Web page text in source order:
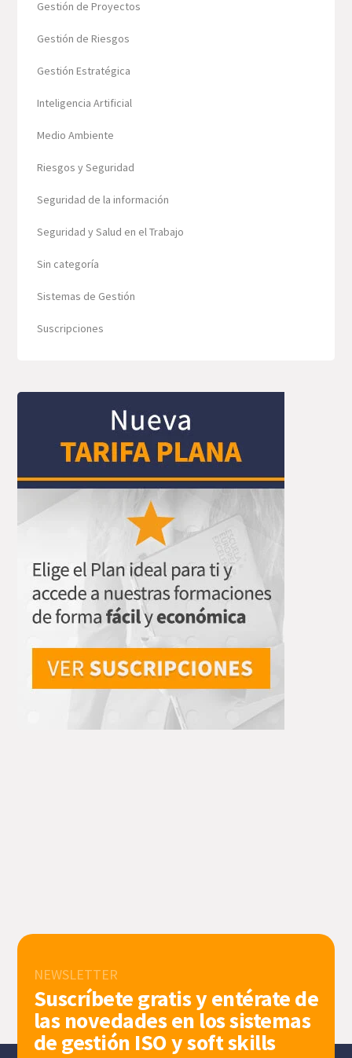
Gestión de Proyectos
Gestión de Riesgos
Gestión Estratégica
Inteligencia Artificial
Medio Ambiente
Riesgos y Seguridad
Seguridad de la información
Seguridad y Salud en el Trabajo
Sin categoría
Sistemas de Gestión
Suscripciones
NEWSLETTER
Suscríbete gratis y entérate de
las novedades en los sistemas
de gestión ISO y soft skills